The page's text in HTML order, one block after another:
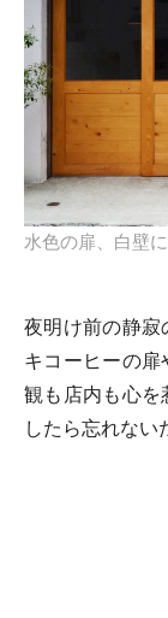
水色の扉、白壁に
夜明け前の静寂
キコーヒーの
観も店内も心を
したら忘れない